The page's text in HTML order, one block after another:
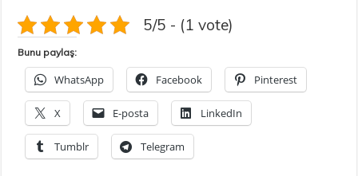
5/5 - (1 vote)
Bunu paylaş:
WhatsApp Facebook Pinterest
X E-posta LinkedIn
Tumblr Telegram